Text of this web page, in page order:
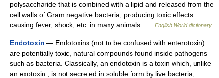
polysaccharide that is combined with a lipid and released from the
cell walls of Gram negative bacteria, producing toxic effects
causing fever, shock, etc. in many animals …
English World dictionary
Endotoxin — Endotoxins (not to be confused with enterotoxin)
are potentially toxic, natural compounds found inside pathogens
such as bacteria. Classically, an endotoxin is a toxin which, unlike
an exotoxin , is not secreted in soluble form by live bacteria,… …